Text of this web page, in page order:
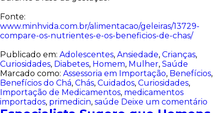
Fonte:
www.minhvida.com.br/alimentacao/geleiras/13729-
compare-os-nutrientes-e-os-beneficios-de-chas/
Publicado em: Adolescentes, Ansiedade, Crianças,
Curiosidades, Diabetes, Homem, Mulher, Saúde
Marcado como: Assessoria em Importação, Benefícios,
Benefícios do Chá, Chás, Cuidados, Curiosidades,
Importação de Medicamentos, medicamentos
importados, primedicin, saúde Deixe um comentário